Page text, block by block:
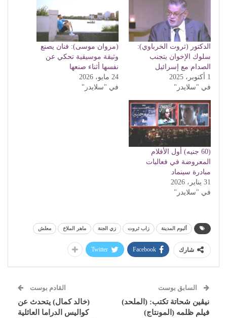
الدكتور (ثروت الخرباوي):
سلوك الإخوان يتجنب
الصدام مع إسرائيل
1 أكتوبر، 2025
في "سلايدر"
(مروان موسى): فنان يصنع
وثيقة موسيقية تحكي عن
نفسها أثناء صنعها
24 مايو، 2026
في "سلايدر"
(60 جنيه) أول الأفلام
المعروضة في فعاليات
مبادرة سينماد
31 يناير، 2026
في "سلايدر"
ألبوم المدينة زاب ثروت زي الجنة ماهر الملاخ معلش
شارك Facebook
Twitter
السابق بوست
نيڤين شحاتة تكتب: (الملحد)
فيلم ظلمه (المونتاج)
القادم بوست
(خالد كمال) يتحدث عن
كواليس الدراما العائلية